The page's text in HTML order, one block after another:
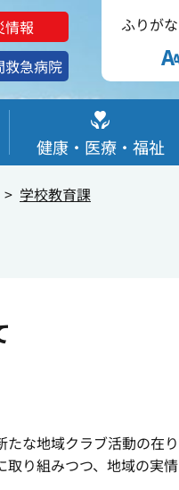
情報
救急病院
ふりが
健康・医療・福祉
学校教育課
な地域クラブ活動の在
り組みつつ、地域の実